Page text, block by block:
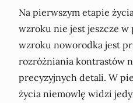
Na pierwszym etapie
wzroku nie jest jeszcze w
wzroku noworodka jest
rozróżniania kontrastów
precyzyjnych detali. W
życia niemowlę widzi